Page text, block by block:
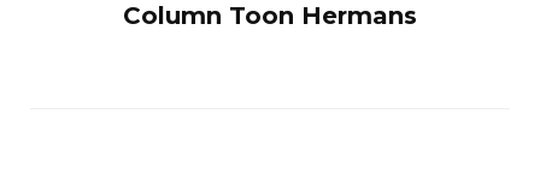
Column Toon Hermans